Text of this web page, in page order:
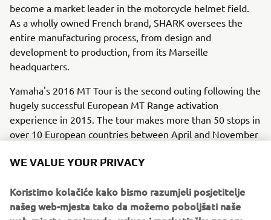
become a market leader in the motorcycle helmet field.
As a wholly owned French brand, SHARK oversees the
entire manufacturing process, from design and
development to production, from its Marseille
headquarters.
Yamaha's 2016 MT Tour is the second outing following the
hugely successful European MT Range activation
experience in 2015. The tour makes more than 50 stops in
over 10 European countries between April and November
Range arrived two years ago, the demand to get up close
never been greater. As a result the 2016 tour not only
offers the opportunity to test the full product range
WE VALUE YOUR PRIVACY
Koristimo kolačiće kako bismo razumjeli posjetitelje
našeg web-mjesta tako da možemo poboljšati naše